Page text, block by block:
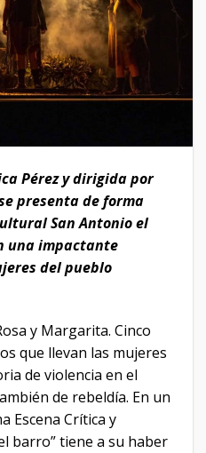
Pérez y dirigida por
presenta de forma
San Antonio el
una impactante
del pueblo
y Margarita. Cinco
que llevan las mujeres
de violencia en el
de rebeldía. En un
Escena Crítica y
barro” tiene a su haber